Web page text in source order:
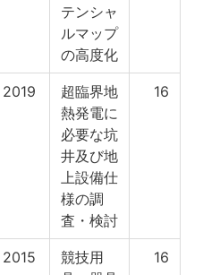
テンシャ
ルマップ
の高度化
2019
超臨界地
熱発電に
必要な坑
井及び地
上設備仕
様の調
査・検討
16
2015
競技用
16